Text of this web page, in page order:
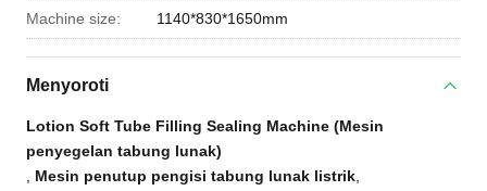
Machine size: 1140*830*1650mm
Menyoroti
Lotion Soft Tube Filling Sealing Machine (Mesin
penyegelan tabung lunak)
Mesin penutup pengisi tabung lunak listrik